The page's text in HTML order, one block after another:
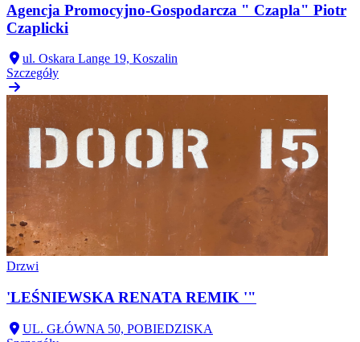
Agencja Promocyjno-Gospodarcza " Czapla" Piotr
Czaplicki
ul. Oskara Lange 19, Koszalin
Szczegóły
Drzwi
'LEŚNIEWSKA RENATA REMIK '"
UL. GŁÓWNA 50, POBIEDZISKA